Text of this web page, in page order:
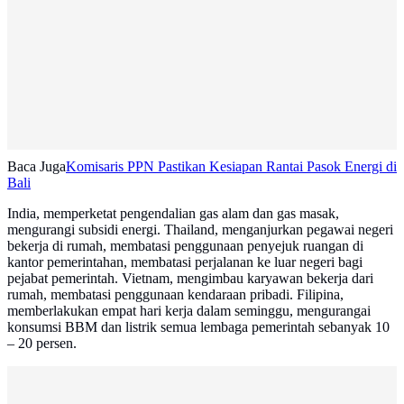
Baca JugaKomisaris PPN Pastikan Kesiapan Rantai Pasok Energi di
Bali
India, memperketat pengendalian gas alam dan gas masak,
mengurangi subsidi energi. Thailand, menganjurkan pegawai negeri
bekerja di rumah, membatasi penggunaan penyejuk ruangan di
kantor pemerintahan, membatasi perjalanan ke luar negeri bagi
pejabat pemerintah. Vietnam, mengimbau karyawan bekerja dari
rumah, membatasi penggunaan kendaraan pribadi. Filipina,
memberlakukan empat hari kerja dalam seminggu, mengurangai
konsumsi BBM dan listrik semua lembaga pemerintah sebanyak 10
– 20 persen.